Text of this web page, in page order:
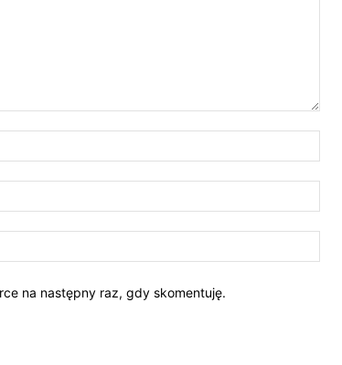
na następny raz, gdy skomentuję.